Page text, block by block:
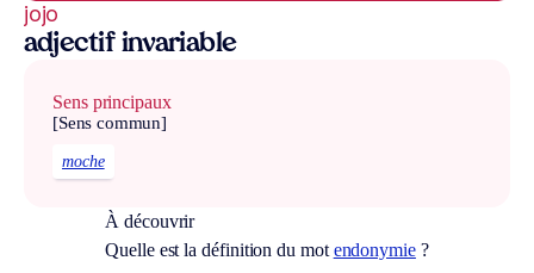
jojo
adjectif invariable
Sens principaux
[Sens commun]
moche
À découvrir
Quelle est la définition du mot endonymie?